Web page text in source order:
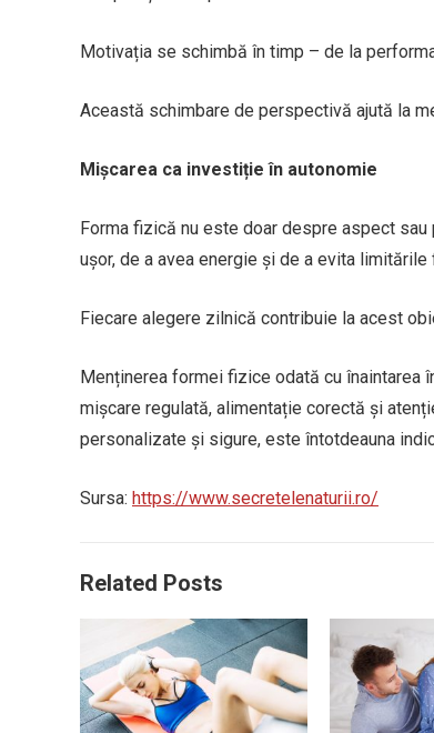
Motivația se schimbă în timp – de la
Această schimbare de perspectivă ajută la
Mișcarea ca investiție în autonomie
Forma fizică nu este doar despre aspect
ușor, de a avea energie și de a evita
Fiecare alegere zilnică contribuie la acest
Menținerea formei fizice odată cu înaintarea
mișcare regulată, alimentație corectă și
personalizate și sigure, este întotdeauna
Sursa: https://www.secretelenaturii.ro/
Related Posts